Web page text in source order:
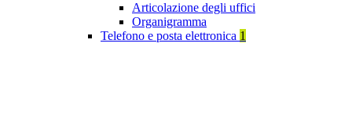
Articolazione degli uffici
Organigramma
Telefono e posta elettronica 1